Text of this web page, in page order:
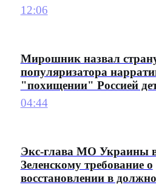
12:06
Мирошник назвал
популяризатора
"похищении" Россией
04:44
Экс-глава МО Украины
Зеленскому требование о
восстановлении в